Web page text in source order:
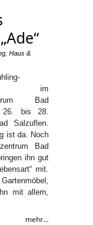
Haus &
im
Bad
26. bis 28.
Salzuflen.
ist da. Noch
Bad
ihn gut
mit.
mit allem,
mehr...